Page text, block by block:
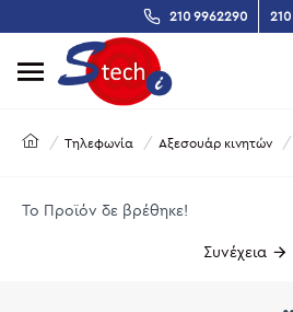
210 9962290
Τηλεφωνία Αξεσουάρ κινητών
Το Προϊόν δε βρέθηκε!
Συνέχεια